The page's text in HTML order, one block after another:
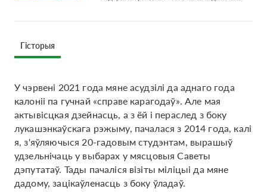
Гісторыя
У чэрвені 2021 года мяне асудзілі да аднаго года
калоніі па гучнай «справе карагодаў». Але мая
актывісцкая дзейнасць, а з ёй і пераслед з боку
лукашэнкаўскага рэжыму, пачалася з 2014 года, калі
я, з'яўляючыся 20-гадовым студэнтам, вырашыў
удзельнічаць у выбарах у мясцовыя Саветы
дэпутатаў. Тады пачаліся візіты міліцыі да мяне
дадому, зацікаўленасць з боку ўладаў.